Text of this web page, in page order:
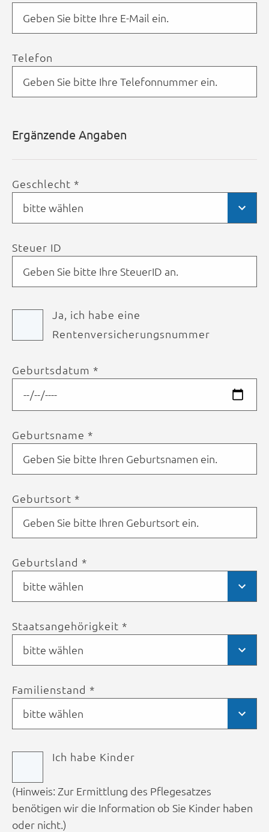
Telefon
Ergänzende Angaben
Geschlecht *
bitte wählen
Steuer ID
Ja, ich habe eine
Rentenversicherungsnummer
Geburtsdatum *
Geburtsname *
Geburtsort *
Geburtsland *
bitte wählen
Staatsangehörigkeit *
bitte wählen
Familienstand *
bitte wählen
Ich habe Kinder
(Hinweis: Zur Ermittlung des Pflegesatzes
benötigen wir die Information ob Sie Kinder haben
oder nicht.)